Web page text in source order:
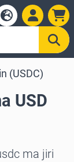
(USDC)
USD
ma jiri